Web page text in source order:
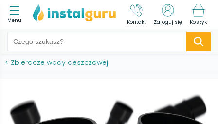
Menu Kontakt Zaloguj się Koszyk
< Zbieracze wody deszczowej